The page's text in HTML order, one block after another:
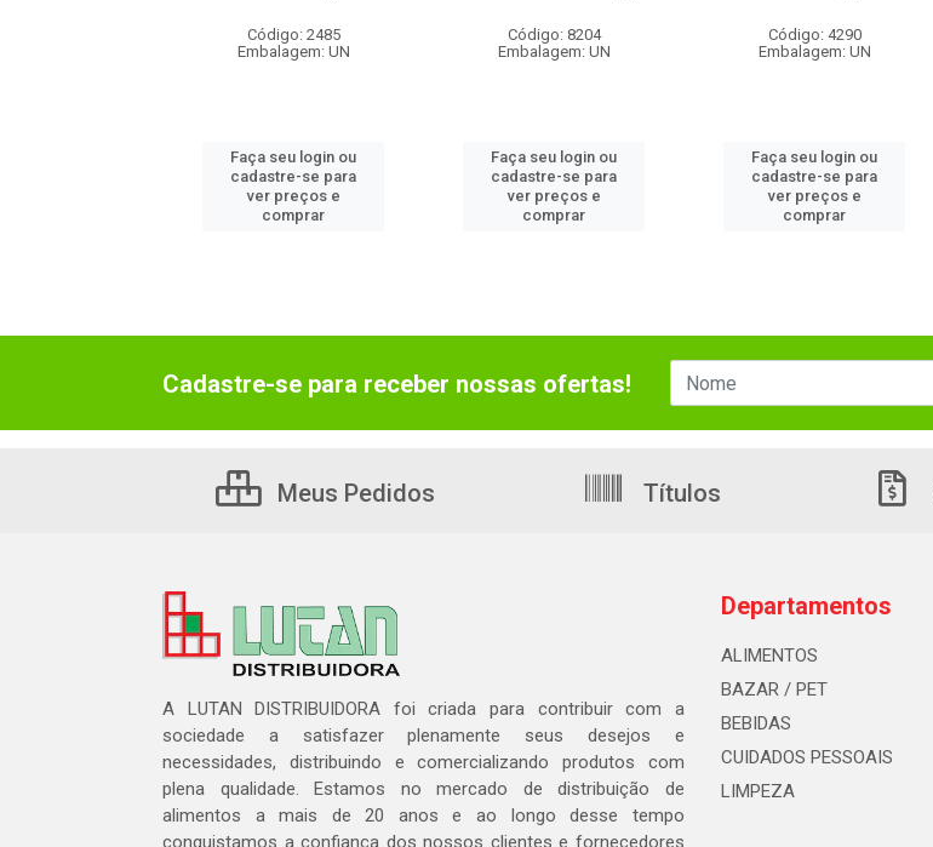
Código: 2485
Embalagem: UN
Faça seu login ou
cadastre-se para
ver preços e
comprar
Código: 8204
Embalagem: UN
Faça seu login ou
cadastre-se para
ver preços e
comprar
Código: 4290
Embalagem: UN
Faça seu login ou
cadastre-se para
ver preços e
comprar
Cadastre-se para receber nossas ofertas!
Meus Pedidos Títulos
A LUTAN DISTRIBUIDORA foi criada para contribuir com a
sociedade a satisfazer plenamente seus desejos e
necessidades, distribuindo e comercializando produtos com
plena qualidade. Estamos no mercado de distribuição de
alimentos a mais de 20 anos e ao longo desse tempo
conquistamos a confiança dos nossos clientes e fornecedores
Departamentos
ALIMENTOS
BAZAR / PET
BEBIDAS
CUIDADOS PESSOAIS
LIMPEZA